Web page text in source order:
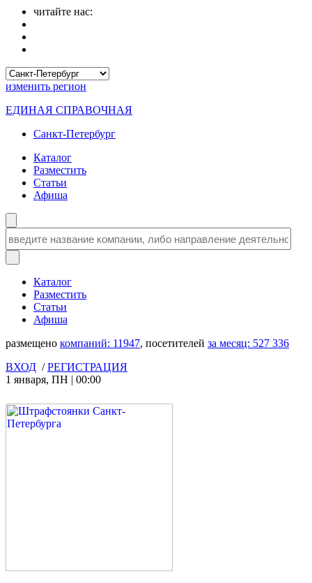
читайте нас:
изменить регион
ЕДИНАЯ СПРАВОЧНАЯ
Санкт-Петербург
Каталог
Разместить
Статьи
Афиша
Каталог
Разместить
Статьи
Афиша
размещено компаний: 11947, посетителей за месяц: 527 336
ВХОД /РЕГИСТРАЦИЯ
1 января, ПН | 00:00